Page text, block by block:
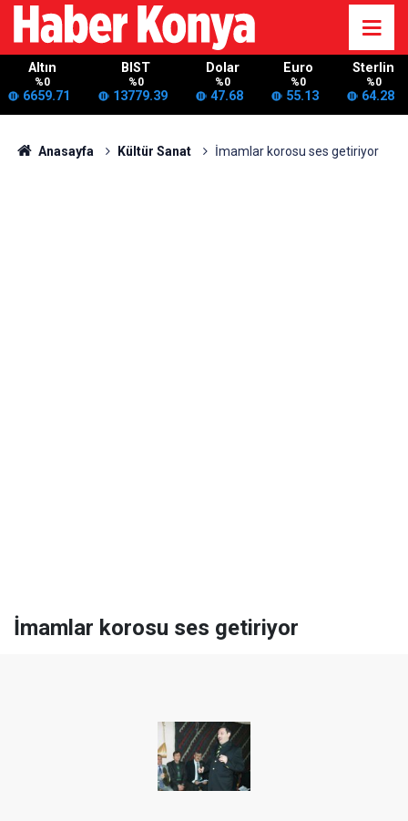
Altın
%0
6659.71
BIST
%0
13779.39
Dolar
%0
47.68
Euro
%0
55.13
Sterlin
%0
64.28
Anasayfa Kültür Sanat İmamlar korosu ses getiriyor
İmamlar korosu ses getiriyor